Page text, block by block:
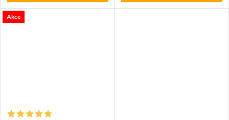
Akce